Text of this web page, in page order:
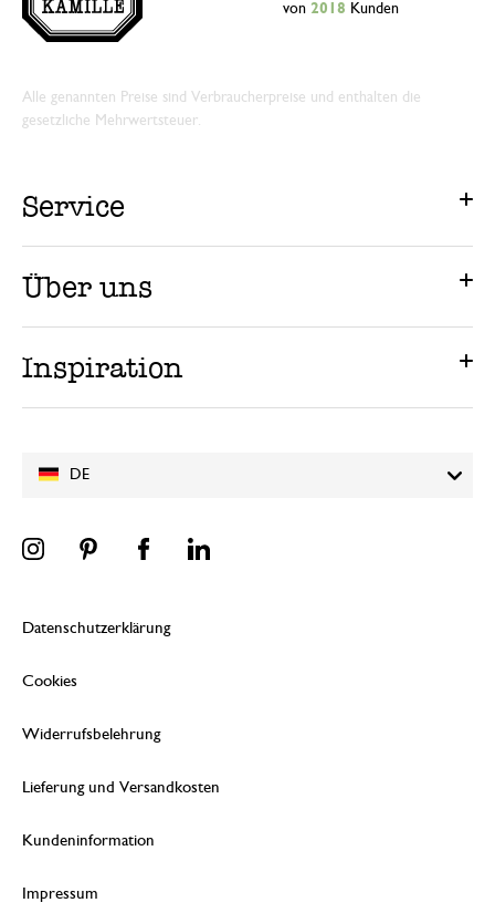
DE
von 2018 Kunden
Alle genannten Preise sind Verbraucherpreise und enthalten die
gesetzliche Mehrwertsteuer.
Service
Über uns
Inspiration
Datenschutzerklärung
Cookies
Widerrufsbelehrung
Lieferung und Versandkosten
Kundeninformation
Impressum